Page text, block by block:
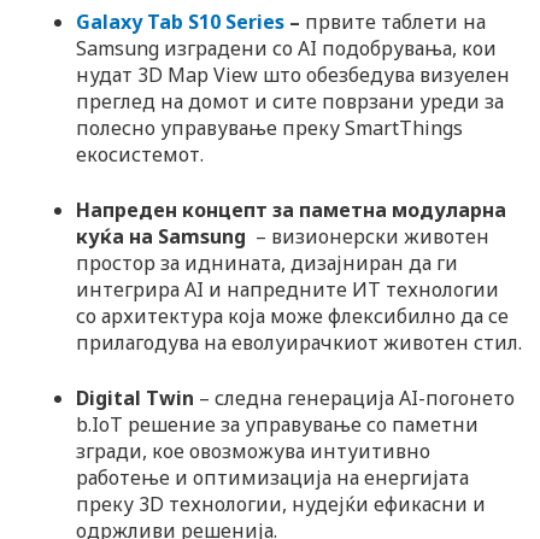
Galaxy Tab S10 Series – првите таблети на
Samsung изградени со AI подобрувања, кои
нудат 3D Map View што обезбедува визуелен
преглед на домот и сите поврзани уреди за
полесно управување преку SmartThings
екосистемот.
Напреден концепт за паметна модуларна
куќа на Samsung – визионерски животен
простор за иднината, дизајниран да ги
интегрира AI и напредните ИТ технологии
со архитектура која може флексибилно да се
прилагодува на еволуирачкиот животен стил.
Digital Twin – следна генерација AI-погонето
b.IoT решение за управување со паметни
згради, кое овозможува интуитивно
работење и оптимизација на енергијата
преку 3D технологии, нудејќи ефикасни и
одржливи решенија.